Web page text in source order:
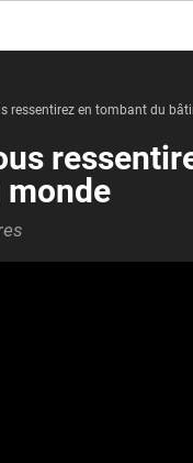
ressentirez en tombant du
monde